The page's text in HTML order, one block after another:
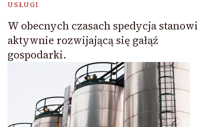
USŁUGI
W obecnych czasach spedycja stanowi
aktywnie rozwijającą się gałąź
gospodarki.